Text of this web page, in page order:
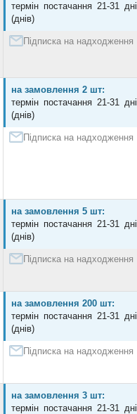
термін постачання 21-31 дні
(днів)
Підписка на надходження
на замовлення 2 шт:
термін постачання 21-31 дні
(днів)
Підписка на надходження
на замовлення 5 шт:
термін постачання 21-31 дні
(днів)
Підписка на надходження
на замовлення 200 шт:
термін постачання 21-31 дні
(днів)
Підписка на надходження
на замовлення 3 шт:
термін постачання 21-31 дні